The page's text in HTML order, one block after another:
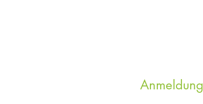
Anmeldung